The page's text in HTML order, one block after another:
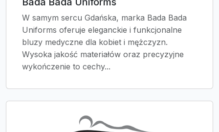
W samym sercu Gdańska, marka Bada Bada
Uniforms oferuje eleganckie i funkcjonalne
bluzy medyczne dla kobiet i mężczyzn.
Wysoka jakość materiałów oraz precyzyjne
wykończenie to cechy...